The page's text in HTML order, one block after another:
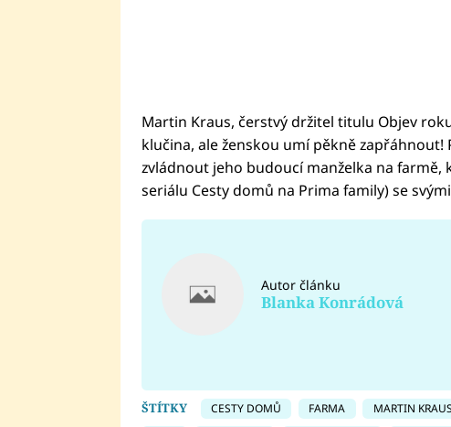
Martin Kraus, čerstvý držitel titulu Objev
klučina, ale ženskou umí pěkně zapřáhnout!
zvládnout jeho budoucí manželka na farmě,
seriálu Cesty domů na Prima family) se
Autor článku
Blanka Konrádová
ŠTÍTKY CESTY DOMŮ FARMA MARTIN KRAUS